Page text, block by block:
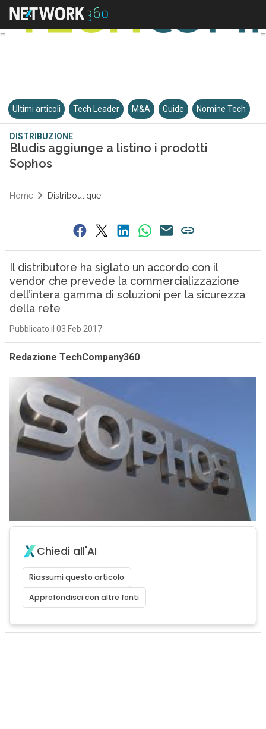
Ultimi articoli Tech Leader M&A Guide Nomine Tech
DISTRIBUZIONE
Bludis aggiunge a listino i prodotti
Sophos
Home Distriboutique
Il distributore ha siglato un accordo con il
vendor che prevede la commercializzazione
dell’intera gamma di soluzioni per la sicurezza
della rete
Pubblicato il 03 Feb 2017
Redazione TechCompany360
Chiedi all'AI
Riassumi questo articolo
Approfondisci con altre fonti